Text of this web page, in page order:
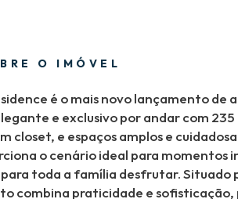
O IMÓVEL
é o mais novo lançamento de
e exclusivo por andar com
closet, e espaços amplos e
o cenário ideal para momentos
toda a família desfrutar. Situado
combina praticidade e